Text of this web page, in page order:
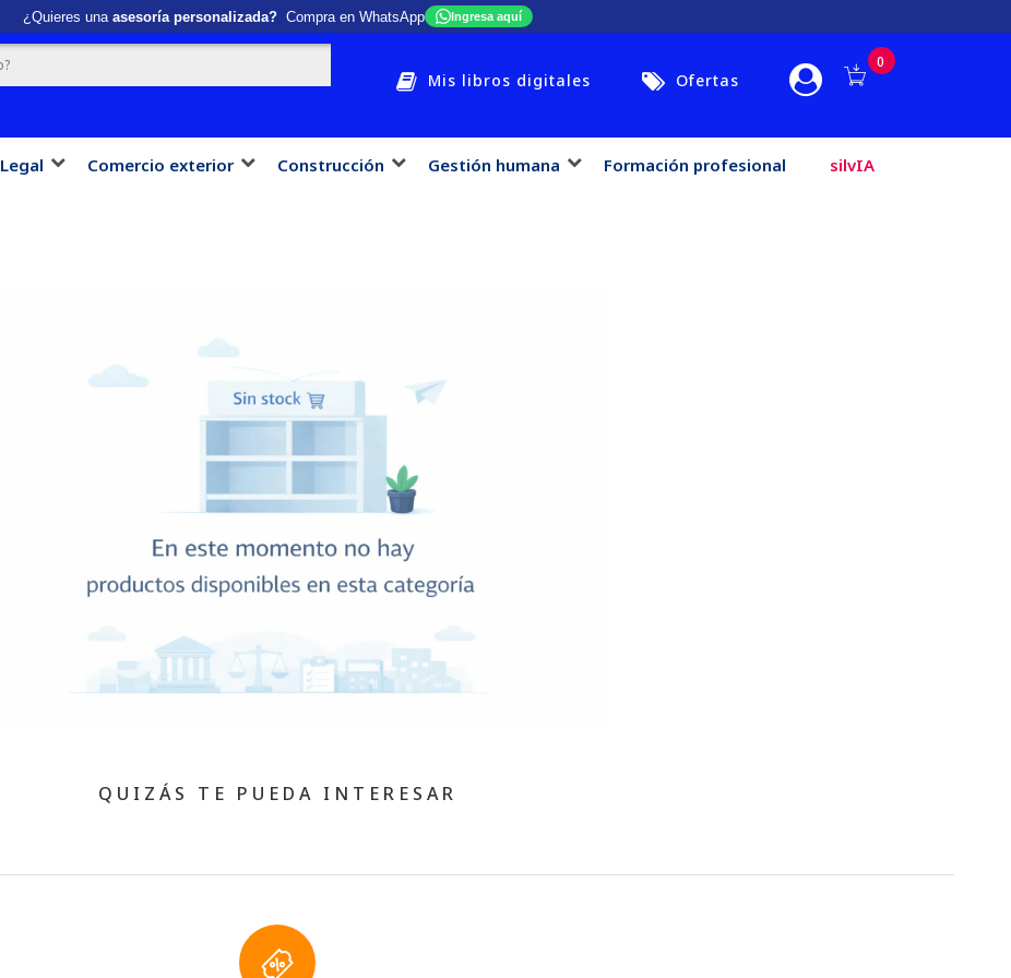
¿Quieres una asesoría personalizada?Compra en WhatsApp Ingresa aquí
Mis libros digitales Ofertas
0
Legal Comercio exterior Construcción Gestión humana Formación profesional silvIA
QUIZÁS TE PUEDA INTERESAR